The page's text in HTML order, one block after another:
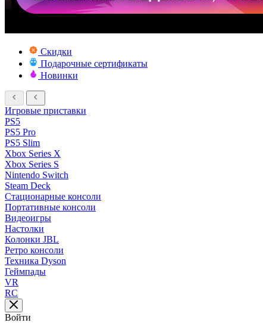
Скидки
Подарочные сертификаты
Новинки
Игровые приставки
PS5
PS5 Pro
PS5 Slim
Xbox Series X
Xbox Series S
Nintendo Switch
Steam Deck
Стационарные консоли
Портативные консоли
Видеоигры
Настолки
Колонки JBL
Ретро консоли
Техника Dyson
Геймпады
VR
RC
Войти